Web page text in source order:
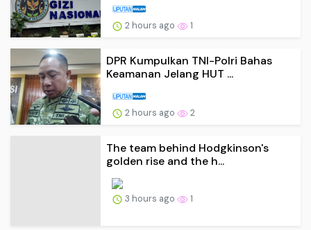
2 hours ago 1
DPR Kumpulkan TNI-Polri Bahas
Keamanan Jelang HUT ...
2 hours ago 2
The team behind Hodgkinson's
golden rise and the h...
3 hours ago 1